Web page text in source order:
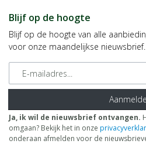
Blijf op de hoogte
Blijf op de hoogte van alle
voor onze maandelijkse nieuwsbrief.
E-mailadres
Ja, ik wil de nieuwsbrief ontvangen.
omgaan? Bekijk het in onze
onderaan afmelden voor de